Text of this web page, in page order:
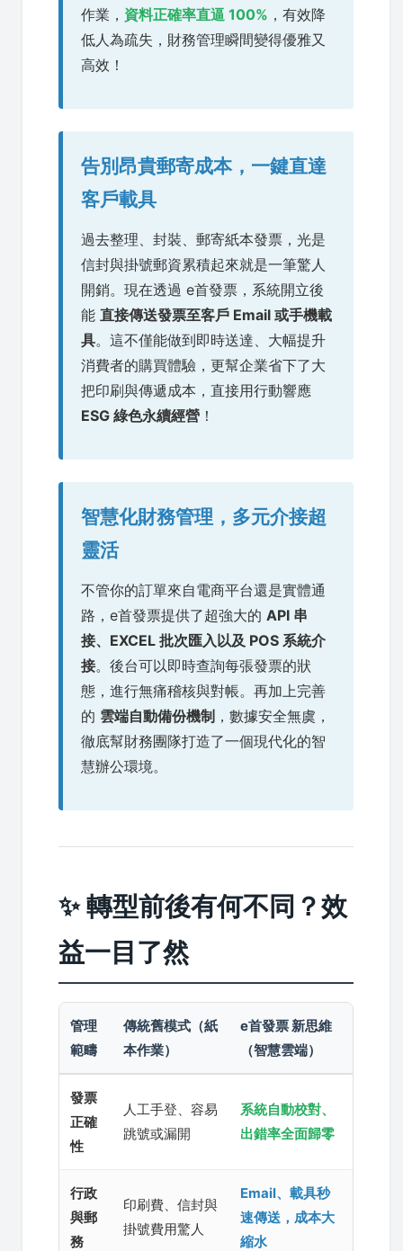
作業， 資料正確率直逼 100% ，有效降
低人為疏失，財務管理瞬間變得優雅又
高效！
告別昂貴郵寄成本，一鍵直達
客戶載具
過去整理、封裝、郵寄紙本發票，光是
信封與掛號郵資累積起來就是一筆驚人
開銷。現在透過 e首發票，系統開立後
能 直接傳送發票至客戶 Email 或手機載
具。這不僅能做到即時送達、大幅提升
消費者的購買體驗，更幫企業省下了大
把印刷與傳遞成本，直接用行動響應
ESG 綠色永續經營 ！
智慧化財務管理，多元介接超
靈活
不管你的訂單來自電商平台還是實體通
路，e首發票提供了超強大的 API 串
接、EXCEL 批次匯入以及 POS 系統介
接。後台可以即時查詢每張發票的狀
態，進行無痛稽核與對帳。再加上完善
的 雲端自動備份機制 ，數據安全無虞，
徹底幫財務團隊打造了一個現代化的智
慧辦公環境。
✨ 轉型前後有何不同？效
益一目了然
管理
範疇
傳統舊模式（紙
本作業）
e首發票 新思維
（智慧雲端）
發票
正確
性
人工手登、容易
跳號或漏開
系統自動校對、
出錯率全面歸零
行政
與郵
務
印刷費、信封與
掛號費用驚人
Email、載具秒
速傳送，成本大
縮水